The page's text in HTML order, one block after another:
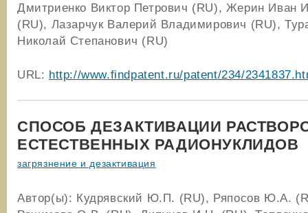
Дмитриенко Виктор Петрович (RU), Жерин Иван
(RU), Лазарчук Валерий Владимирович (RU),
Николай Степанович (RU)
URL: http://www.findpatent.ru/patent/234/
СПОСОБ ДЕЗАКТИВАЦИИ
ЕСТЕСТВЕННЫХ РАДИОНУКЛИДОВ
загрязнение и дезактивация
Автор(ы): Кудрявский Ю.П. (RU), Ряпосов Ю.А.